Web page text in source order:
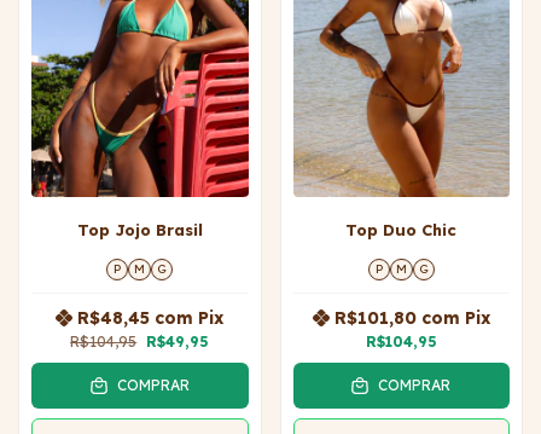
Top Jojo Brasil
P M G
R$104,95 R$49,95
R$48,45 com Pix
COMPRAR
Top Duo Chic
P M G
R$104,95
R$101,80 com Pix
COMPRAR